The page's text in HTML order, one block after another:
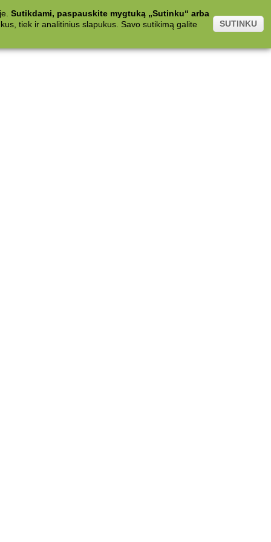
Sutikdami, paspauskite mygtuką „Sutinku“ arba
tiek ir analitinius slapukus. Savo sutikimą galite
SUTINKU